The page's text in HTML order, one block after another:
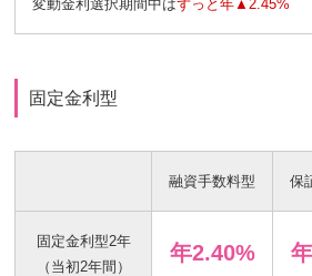
変動金利選択期間中はずっと年▲2.45%
固定金利型
融資手数料型 保
固定金利型2年
（当初2年間）
年2.40%